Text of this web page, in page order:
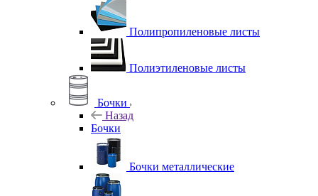
Полипропиленовые листы
Полиэтиленовые листы
Бочки
Назад
Бочки
Бочки металлические